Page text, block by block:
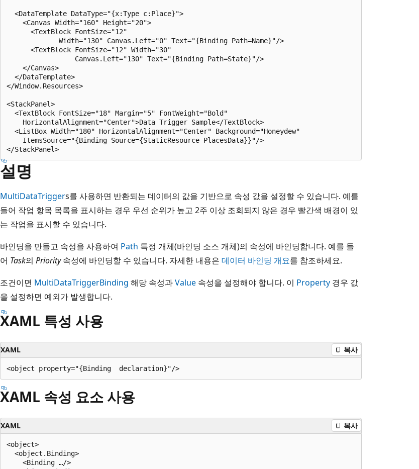
  <DataTemplate DataType="{x:Type c:Place}">
    <Canvas Width="160" Height="20">
      <TextBlock FontSize="12"
             Width="130" Canvas.Left="0" Text="{Binding Path=Name}"/>
      <TextBlock FontSize="12" Width="30"
                 Canvas.Left="130" Text="{Binding Path=State}"/>
    </Canvas>
  </DataTemplate>
</Window.Resources>
<StackPanel>
  <TextBlock FontSize="18" Margin="5" FontWeight="Bold"
    HorizontalAlignment="Center">Data Trigger Sample</TextBlock>
  <ListBox Width="180" HorizontalAlignment="Center" Background="Honeydew"
    ItemsSource="{Binding Source={StaticResource PlacesData}}"/>
설명
MultiDataTriggers를 사용하면 반환되는 데이터의 값을 기반으로 속성 값을 설정할 수 있습니다. 예를
들어 작업 항목 목록을 표시하는 경우 우선 순위가 높고 2주 이상 조회되지 않은 경우 빨간색 배경이 있
는 작업을 표시할 수 있습니다.
바인딩을 만들고 속성을 사용하여 Path 특정 개체(바인딩 소스 개체)의 속성에 바인딩합니다. 예를 들
어 Task의 Priority속성에 바인딩할 수 있습니다. 자세한 내용은 데이터 바인딩 개요를 참조하세요.
조건이면 MultiDataTriggerBinding 해당 속성과Value 속성을 설정해야 합니다. 이 Property 경우 값
을 설정하면 예외가 발생합니다.
XAML 특성 사용
XAML 복사
XAML 속성 요소 사용
XAML 복사
<object>
  <object.Binding>
    <Binding …/>